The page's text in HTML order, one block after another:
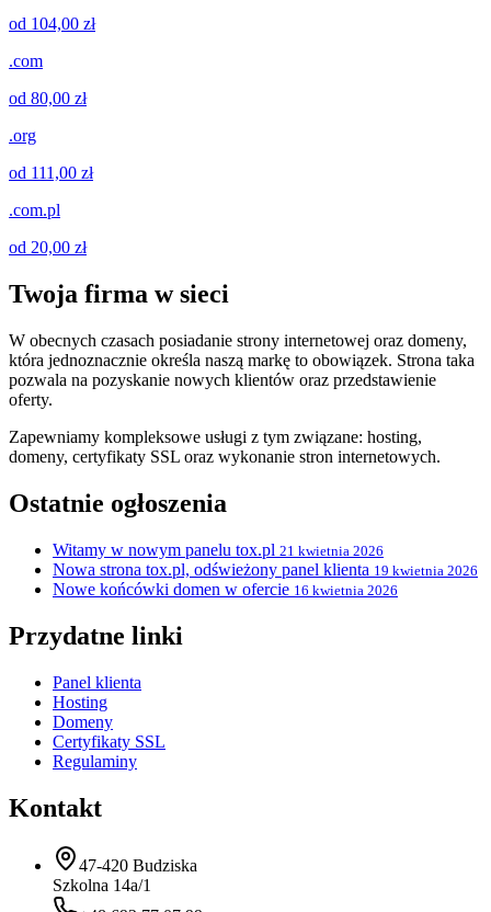
od 104,00 zł
.com
od 80,00 zł
.org
od 111,00 zł
.com.pl
od 20,00 zł
Twoja firma w sieci
W obecnych czasach posiadanie strony internetowej oraz domeny,
która jednoznacznie określa naszą markę to obowiązek. Strona taka
pozwala na pozyskanie nowych klientów oraz przedstawienie
oferty.
Zapewniamy kompleksowe usługi z tym związane: hosting,
domeny, certyfikaty SSL oraz wykonanie stron internetowych.
Ostatnie ogłoszenia
Witamy w nowym panelu tox.pl 21 kwietnia 2026
Nowa strona tox.pl, odświeżony panel klienta 19 kwietnia 2026
Nowe końcówki domen w ofercie 16 kwietnia 2026
Przydatne linki
Panel klienta
Hosting
Domeny
Certyfikaty SSL
Regulaminy
Kontakt
47-420 Budziska
Szkolna 14a/1